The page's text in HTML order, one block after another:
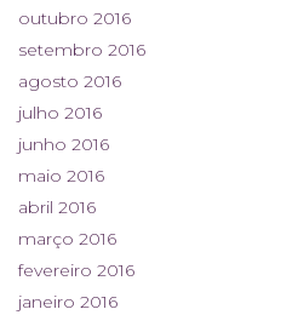
outubro 2016
setembro 2016
agosto 2016
julho 2016
junho 2016
maio 2016
abril 2016
março 2016
fevereiro 2016
janeiro 2016